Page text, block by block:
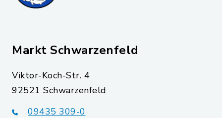
Markt Schwarzenfeld
Viktor-Koch-Str. 4
92521 Schwarzenfeld
09435 309-0